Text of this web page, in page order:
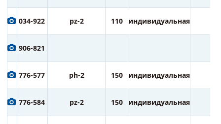
034-922 pz-2 110 индивидуальная
906-821
776-577 ph-2 150 индивидуальная
776-584 pz-2 150 индивидуальная